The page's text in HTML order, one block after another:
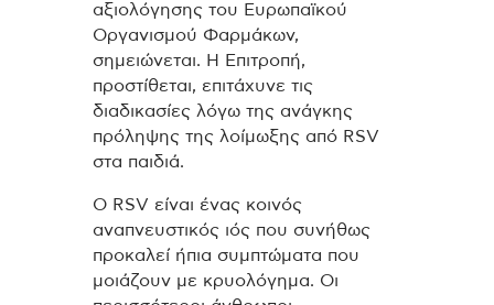
αξιολόγησης του Ευρωπαϊκού
Οργανισμού Φαρμάκων,
σημειώνεται. Η Επιτροπή,
προστίθεται, επιτάχυνε τις
διαδικασίες λόγω της ανάγκης
πρόληψης της λοίμωξης από RSV
στα παιδιά.
Ο RSV είναι ένας κοινός
αναπνευστικός ιός που συνήθως
προκαλεί ήπια συμπτώματα που
μοιάζουν με κρυολόγημα. Οι